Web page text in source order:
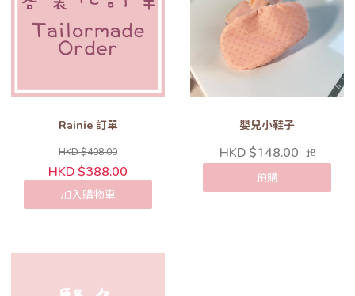
Rainie 訂單
HKD $408.00
HKD $388.00
加入購物車
嬰兒小鞋子
HKD $148.00 起
預購